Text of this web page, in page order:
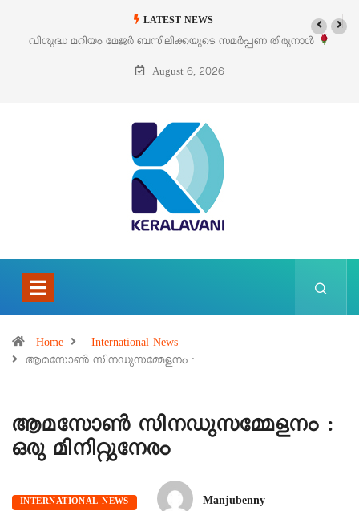
LATEST NEWS
വിശുദ്ധ മറിയം മേജർ ബസിലിക്കയുടെ സമർപ്പണ തിരുനാൾ
ഓഗസ്റ്റ് 5 –
August 6, 2026
Home
International News
ആമസോണ്‍ സിനഡുസമ്മേളനം :…
ആമസോണ്‍ സിനഡുസമ്മേളനം :
ഒരു മിനിറ്റുനേരം
INTERNATIONAL NEWS
Manjubenny